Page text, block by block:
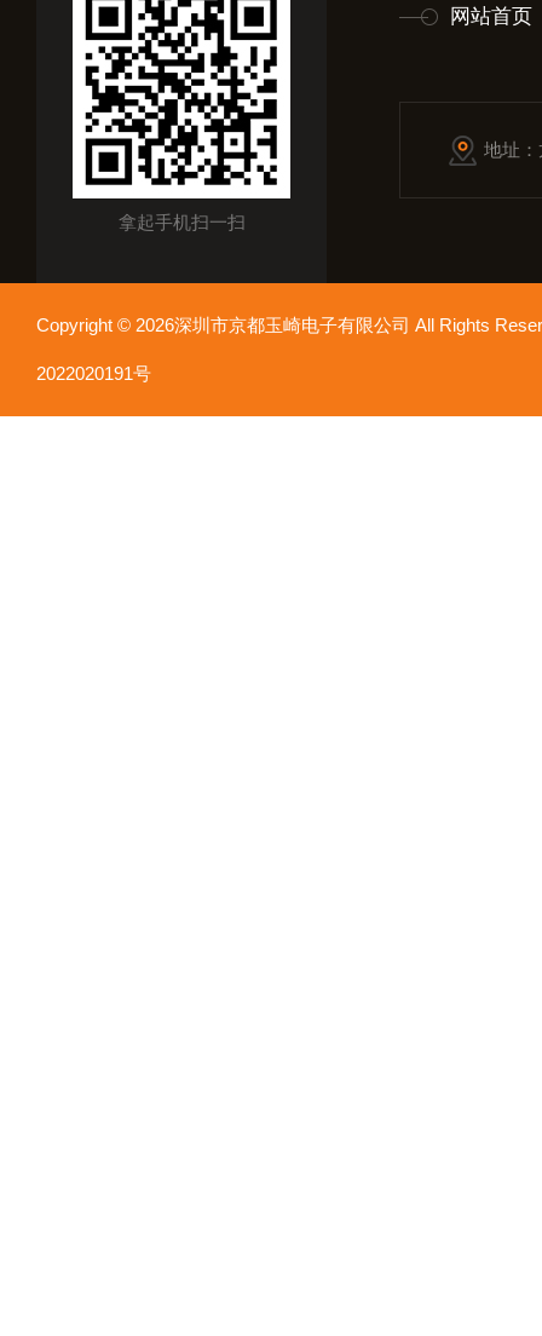
拿起手机扫一扫
网站首页
地址
Copyright © 2026深圳市京都玉崎电子有限公司 All Rights
2022020191号